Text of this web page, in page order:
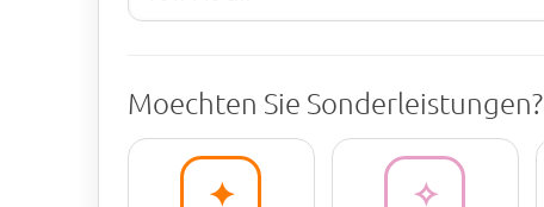
Moechten Sie Sonderleistungen?
✦ ✧